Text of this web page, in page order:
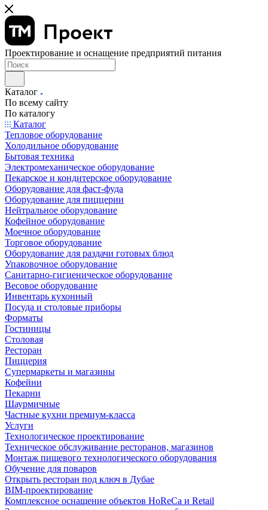
Проектирование и оснащение предприятий питания
Каталог
По всему сайту
По каталогу
Каталог
Тепловое оборудование
Холодильное оборудование
Бытовая техника
Электромеханическое оборудование
Пекарское и кондитерское оборудование
Оборудование для фаст-фуда
Оборудование для пиццерии
Нейтральное оборудование
Кофейное оборудование
Моечное оборудование
Торговое оборудование
Оборудование для раздачи готовых блюд
Упаковочное оборудование
Санитарно-гигиеническое оборудование
Весовое оборудование
Инвентарь кухонный
Посуда и столовые приборы
Форматы
Гостиницы
Столовая
Ресторан
Пиццерия
Супермаркеты и магазины
Кофейни
Пекарни
Шаурмичные
Частные кухни премиум-класса
Услуги
Технологическое проектирование
Техническое обслуживание ресторанов, магазинов
Монтаж пищевого технологического оборудования
Обучение для поваров
Открыть ресторан под ключ в Дубае
BIM-проектирование
Комплексное оснащение объектов HoReCa и Retail